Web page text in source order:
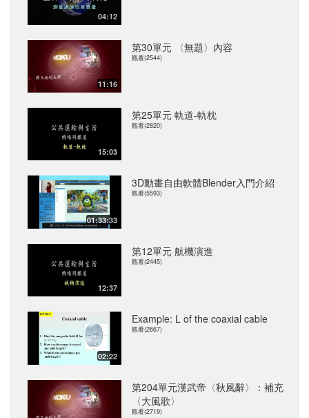
04:12
11:16
第30單元 〈無題〉內容
觀看(2544)
15:03
第25單元 軌道-軌枕
觀看(2820)
01:33:33
3D動畫自由軟體Blender入門介紹
觀看(5593)
12:37
第12單元 航機演進
觀看(2445)
02:22
Example: L of the coaxial cable
觀看(2667)
第204單元漢武帝〈秋風辭〉：補充
〈大風歌〉
觀看(2719)